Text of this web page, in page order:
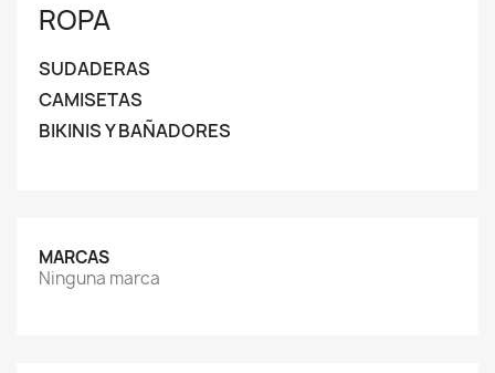
ROPA
SUDADERAS
CAMISETAS
BIKINIS Y BAÑADORES
MARCAS
Ninguna marca